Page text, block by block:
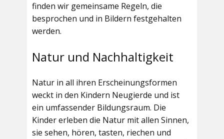
finden wir gemeinsame Regeln, die
besprochen und in Bildern festgehalten
werden.
Natur und Nachhaltigkeit
Natur in all ihren Erscheinungsformen
weckt in den Kindern Neugierde und ist
ein umfassender Bildungsraum. Die
Kinder erleben die Natur mit allen Sinnen,
sie sehen, hören, tasten, riechen und